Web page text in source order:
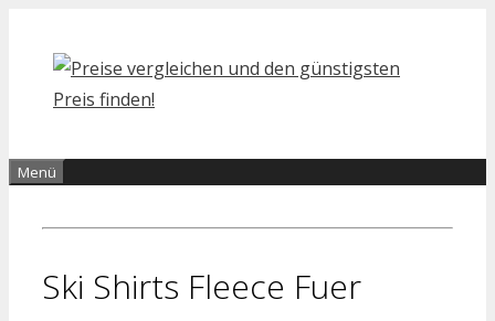
Inhalt
springen
Menü
Ski Shirts Fleece Fuer